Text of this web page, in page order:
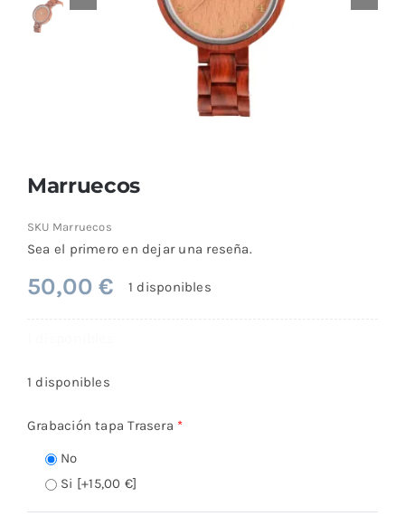
Marruecos
SKU Marruecos
Sea el primero en dejar una reseña.
50,00€ 1 disponibles
1 disponibles
Grabación tapa Trasera *
No
Si [+15,00 €]